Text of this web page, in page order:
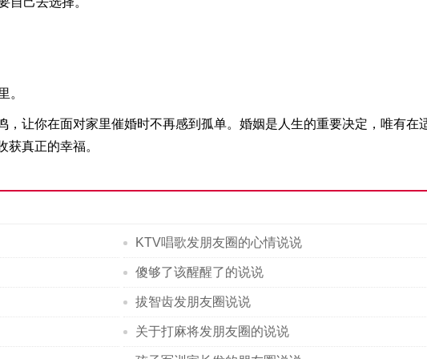
。
，让你在面对家里催婚时不再感到孤单。婚姻是人生的重要决定，唯有在
获真正的幸福。
KTV唱歌发朋友圈的心情说说
傻够了该醒醒了的说说
拔智齿发朋友圈说说
关于打麻将发朋友圈的说说